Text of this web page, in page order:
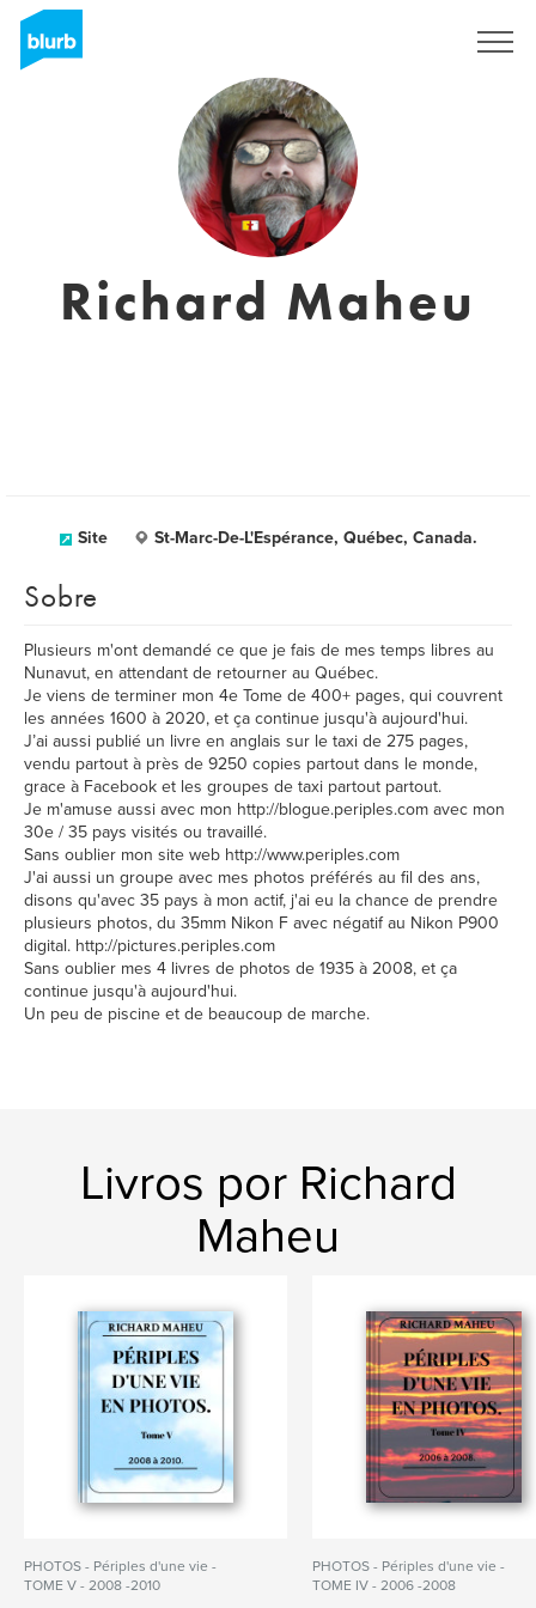
Richard Maheu
Site St-Marc-De-L'Espérance, Québec, Canada.
Sobre
Plusieurs m'ont demandé ce que je fais de mes temps libres au
Nunavut, en attendant de retourner au Québec.
Je viens de terminer mon 4e Tome de 400+ pages, qui couvrent
les années 1600 à 2020, et ça continue jusqu'à aujourd'hui.
J’ai aussi publié un livre en anglais sur le taxi de 275 pages,
vendu partout à près de 9250 copies partout dans le monde,
grace à Facebook et les groupes de taxi partout partout.
Je m'amuse aussi avec mon http://blogue.periples.com avec mon
30e / 35 pays visités ou travaillé.
Sans oublier mon site web http://www.periples.com
J'ai aussi un groupe avec mes photos préférés au fil des ans,
disons qu'avec 35 pays à mon actif, j'ai eu la chance de prendre
plusieurs photos, du 35mm Nikon F avec négatif au Nikon P900
digital. http://pictures.periples.com
Sans oublier mes 4 livres de photos de 1935 à 2008, et ça
continue jusqu'à aujourd'hui.
Un peu de piscine et de beaucoup de marche.
Livros por Richard
Maheu
PHOTOS - Périples d'une vie -
TOME V - 2008 -2010
PHOTOS - Périples d'une vie -
TOME IV - 2006 -2008